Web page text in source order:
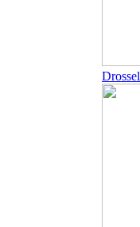
Drossel